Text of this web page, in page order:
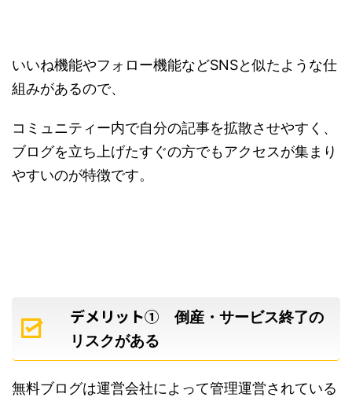
いいね機能やフォロー機能などSNSと似たような仕
組みがあるので、
コミュニティー内で自分の記事を拡散させやすく、
ブログを立ち上げたすぐの方でもアクセスが集まり
やすいのが特徴です。
デメリット①
倒産・サービス終了の
リスクがある
無料ブログは運営会社によって管理運営されている